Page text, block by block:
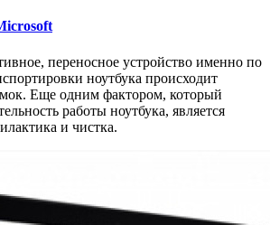
переносное устройство именно по
ноутбука происходит
Еще одним фактором, который
работы ноутбука, является
и чистка.